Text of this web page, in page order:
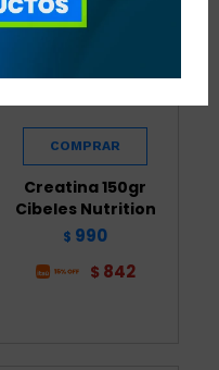
Creatina 150gr
Cibeles Nutrition
$ 990
$ 842